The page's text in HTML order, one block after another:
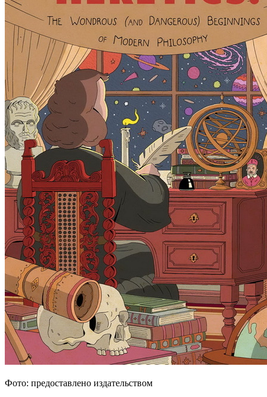
Фото: предоставлено издательством